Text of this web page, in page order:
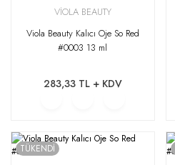
VİOLA BEAUTY
Viola Beauty Kalıcı Oje So Red
#0003 13 ml
283,33 TL + KDV
TÜKENDİ